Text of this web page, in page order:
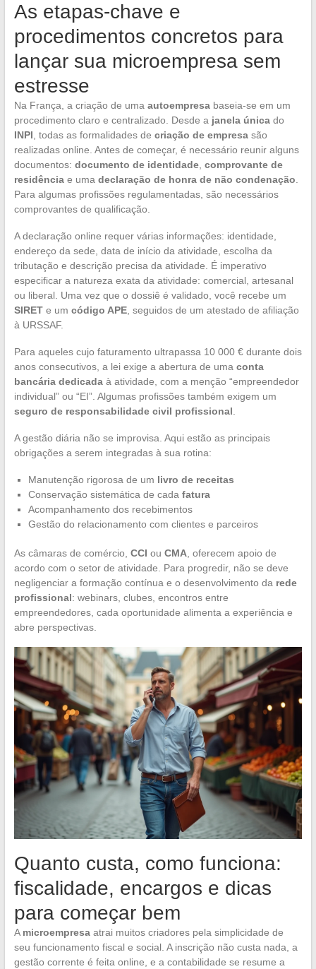
As etapas-chave e
procedimentos concretos para
lançar sua microempresa sem
estresse
Na França, a criação de uma autoempresabaseia-se em um
procedimento claro e centralizado. Desde a janela únicado
INPI , todas as formalidades de criação de empresasão
realizadas online. Antes de começar, é necessário reunir alguns
documentos: documento de identidade, comprovante de
residênciae uma declaração de honra de não condenação
Para algumas profissões regulamentadas, são necessários
comprovantes de qualificação.
A declaração online requer várias informações: identidade,
endereço da sede, data de início da atividade, escolha da
tributação e descrição precisa da atividade. É imperativo
especificar a natureza exata da atividade: comercial, artesanal
ou liberal. Uma vez que o dossiê é validado, você recebe um
SIRETe um código APE, seguidos de um atestado de afiliação
à URSSAF.
Para aqueles cujo faturamento ultrapassa 10 000 € durante dois
anos consecutivos, a lei exige a abertura de uma conta
bancária dedicadaà atividade, com a menção “empreendedor
individual” ou “EI”. Algumas profissões também exigem um
seguro de responsabilidade civil profissional
A gestão diária não se improvisa. Aqui estão as principais
obrigações a serem integradas à sua rotina:
Manutenção rigorosa de um livro de receitas
Conservação sistemática de cada fatura
Acompanhamento dos recebimentos
Gestão do relacionamento com clientes e parceiros
As câmaras de comércio, CCI ou CMA, oferecem apoio de
acordo com o setor de atividade. Para progredir, não se deve
negligenciar a formação contínua e o desenvolvimento da rede
profissional: webinars, clubes, encontros entre
empreendedores, cada oportunidade alimenta a experiência e
abre perspectivas.
Quanto custa, como funciona:
fiscalidade, encargos e dicas
para começar bem
A microempresaatrai muitos criadores pela simplicidade de
seu funcionamento fiscal e social. A inscrição não custa nada, a
gestão corrente é feita online, e a contabilidade se resume a